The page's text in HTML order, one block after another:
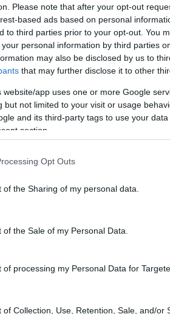
Please note that after your opt-out
based ads based on personal
to third parties prior to your opt-out. You
personal information by third parties
may also be disclosed by us to
that may further disclose it to other
website/app uses one or more Google
but not limited to your visit or usage
and its third-party tags to use your
section.
Opt Outs
of the Sharing of my personal data.
the Sale of my Personal Data.
of processing my Personal Data for
of Collection, Use, Retention, Sale, and/or